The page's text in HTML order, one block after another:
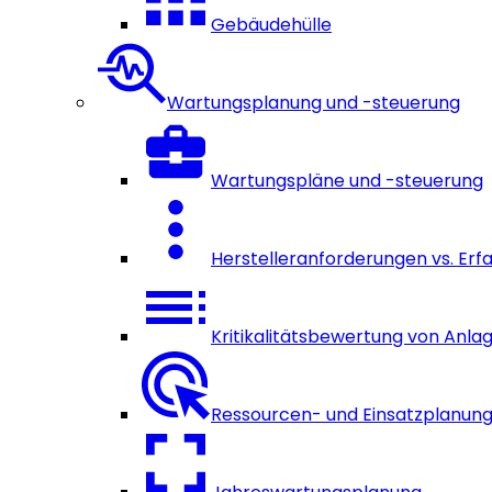
Gebäudehülle
Wartungsplanung und -steuerung
Wartungspläne und -steuerung
Herstelleranforderungen vs.
Kritikalitätsbewertung von
Ressourcen- und Einsatzplanung